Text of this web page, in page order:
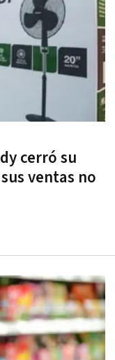
cerró su
ventas no